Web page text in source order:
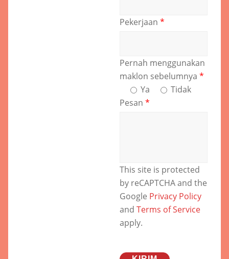
Pekerjaan *
Pernah menggunakan
maklon sebelumnya *
Ya
Tidak
Pesan *
This site is protected
by reCAPTCHA and the
Google Privacy Policy
and Terms of Service
apply.